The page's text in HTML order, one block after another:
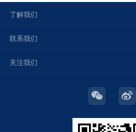
了解我们
联系我们
关注我们